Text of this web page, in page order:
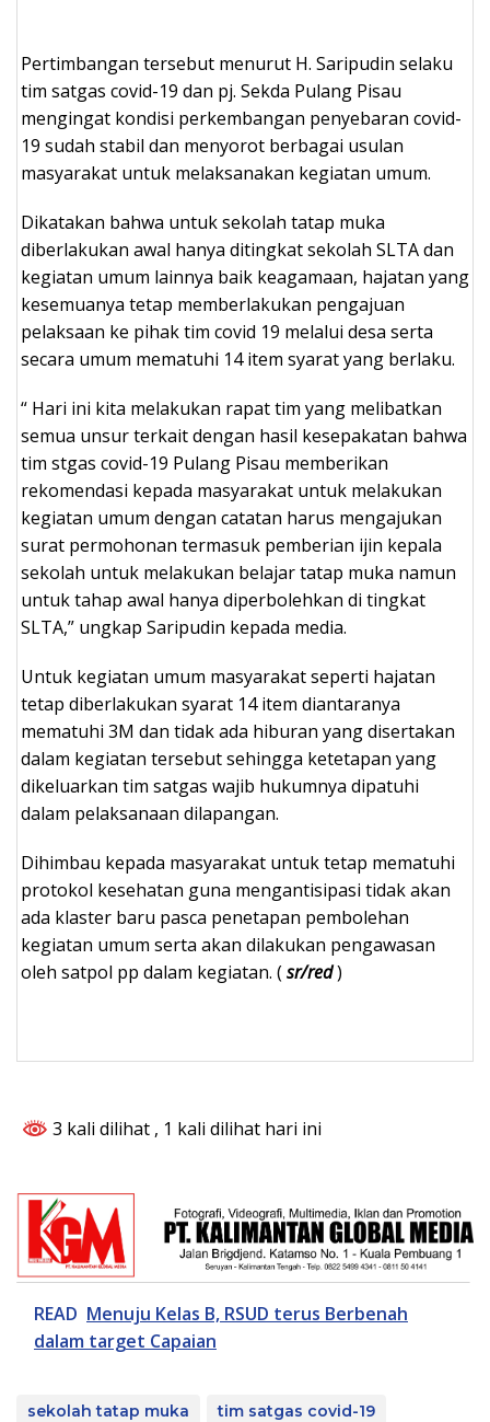
Pertimbangan tersebut menurut H. Saripudin selaku
tim satgas covid-19 dan pj. Sekda Pulang Pisau
mengingat kondisi perkembangan penyebaran covid-
19 sudah stabil dan menyorot berbagai usulan
masyarakat untuk melaksanakan kegiatan umum.
Dikatakan bahwa untuk sekolah tatap muka
diberlakukan awal hanya ditingkat sekolah SLTA dan
kegiatan umum lainnya baik keagamaan, hajatan yang
kesemuanya tetap memberlakukan pengajuan
pelaksaan ke pihak tim covid 19 melalui desa serta
secara umum mematuhi 14 item syarat yang berlaku.
“ Hari ini kita melakukan rapat tim yang melibatkan
semua unsur terkait dengan hasil kesepakatan bahwa
tim stgas covid-19 Pulang Pisau memberikan
rekomendasi kepada masyarakat untuk melakukan
kegiatan umum dengan catatan harus mengajukan
surat permohonan termasuk pemberian ijin kepala
sekolah untuk melakukan belajar tatap muka namun
untuk tahap awal hanya diperbolehkan di tingkat
SLTA,” ungkap Saripudin kepada media.
Untuk kegiatan umum masyarakat seperti hajatan
tetap diberlakukan syarat 14 item diantaranya
mematuhi 3M dan tidak ada hiburan yang disertakan
dalam kegiatan tersebut sehingga ketetapan yang
dikeluarkan tim satgas wajib hukumnya dipatuhi
dalam pelaksanaan dilapangan.
Dihimbau kepada masyarakat untuk tetap mematuhi
protokol kesehatan guna mengantisipasi tidak akan
ada klaster baru pasca penetapan pembolehan
kegiatan umum serta akan dilakukan pengawasan
oleh satpol pp dalam kegiatan. (sr/red)
3 kali dilihat , 1 kali dilihat hari ini
READ Menuju Kelas B, RSUD terus Berbenah
dalam target Capaian
sekolah tatap muka tim satgas covid-19